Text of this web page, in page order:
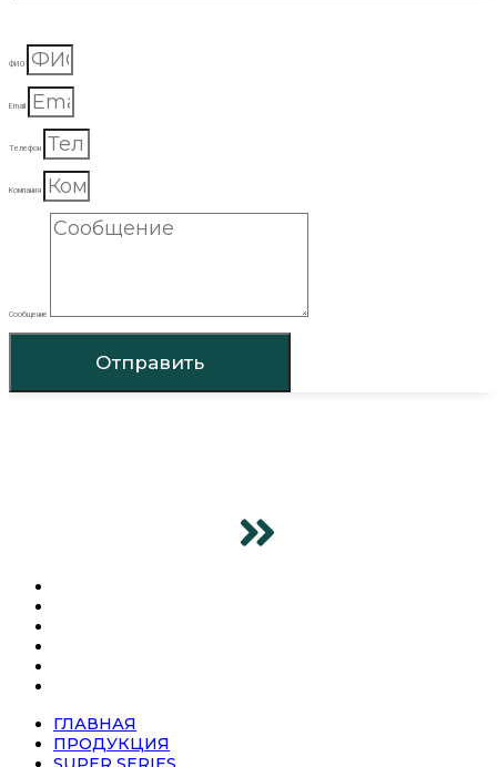
ФИО
Email
Телефон
Компания
Сообщение
Отправить
ГЛАВНАЯ
ПРОДУКЦИЯ